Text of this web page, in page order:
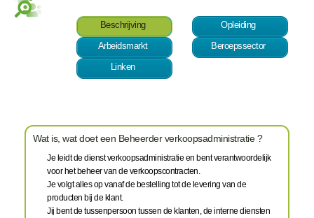
Beschrijving
Opleiding
Arbeidsmarkt
Beroepssector
Linken
Wat is, wat doet een Beheerder verkoopsadministratie ?
Je leidt de dienst verkoopsadministratie en bent verantwoordelijk
voor het beheer van de verkoopscontracten.
Je volgt alles op vanaf de bestelling tot de levering van de
producten bij de klant.
Jij bent de tussenpersoon tussen de klanten, de interne diensten